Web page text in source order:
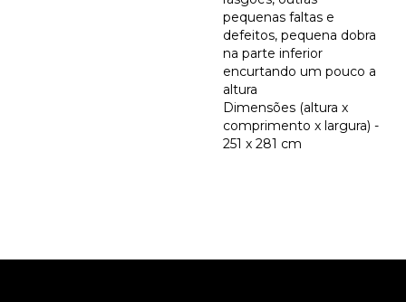
pequenas faltas e
defeitos, pequena dobra
na parte inferior
encurtando um pouco a
altura
Dimensões (altura x
comprimento x largura) -
251 x 281 cm